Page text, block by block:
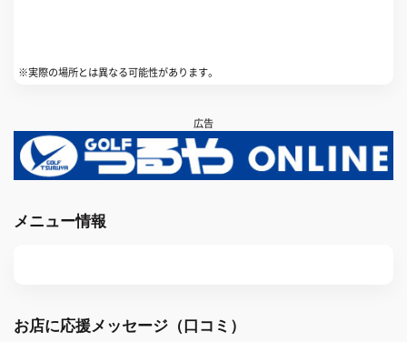
※実際の場所とは異なる可能性があります。
広告
メニュー情報
お店に応援メッセージ（口コミ）